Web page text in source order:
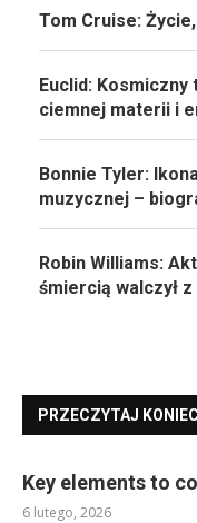
Tom Cruise:
Euclid:
ciemnej materii i
Bonnie Tyler:
muzycznej –
Robin Williams:
śmiercią walczył
PRZECZYTAJ
Key elements to
6 lutego, 2026